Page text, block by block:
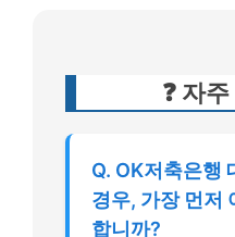
❓ 자
Q. OK저축은행
경우, 가장 먼저
합니까?